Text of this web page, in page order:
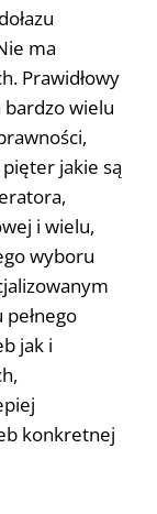
ma
Prawidłowy
wielu
jakie są
i wielu,
wyboru
jak i
konkretnej